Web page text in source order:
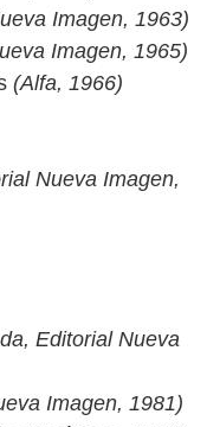
Imagen, 1963)
Imagen, 1965)
(Alfa, 1966)
Nueva Imagen,
Editorial Nueva
Imagen, 1981)